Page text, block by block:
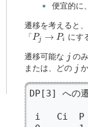
便宜的に
遷移を考えると、
「 Pj → Pi
Pj → P i にす
遷移可能な jの
または、どの jか
DP[3] への
i   Ci  P